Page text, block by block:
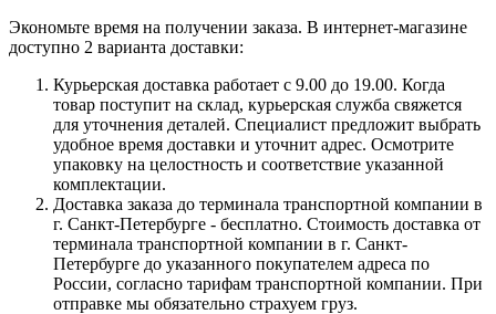
Экономьте время на получении заказа. В интернет-магазине
доступно 2 варианта доставки:
Курьерская доставка работает с 9.00 до 19.00. Когда
товар поступит на склад, курьерская служба свяжется
для уточнения деталей. Специалист предложит выбрать
удобное время доставки и уточнит адрес. Осмотрите
упаковку на целостность и соответствие указанной
комплектации.
Доставка заказа до терминала транспортной компании в
г. Санкт-Петербурге - бесплатно. Стоимость доставка от
терминала транспортной компании в г. Санкт-
Петербурге до указанного покупателем адреса по
России, согласно тарифам транспортной компании. При
отправке мы обязательно страхуем груз.